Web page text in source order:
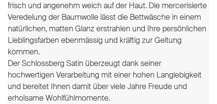
frisch und angenehm weich auf der Haut. Die mercerisierte
Veredelung der Baumwolle lässt die Bettwäsche in einem
natürlichen, matten Glanz erstrahlen und Ihre persönlichen
Lieblingsfarben ebenmässig und kräftig zur Geltung
kommen.
Der Schlossberg Satin überzeugt dank seiner
hochwertigen Verarbeitung mit einer hohen Langlebigkeit
und bereitet Ihnen damit über viele Jahre Freude und
erholsame Wohlfühlmomente.